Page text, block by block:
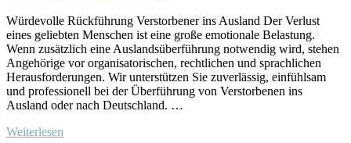
Würdevolle Rückführung Verstorbener ins Ausland Der Verlust
eines geliebten Menschen ist eine große emotionale Belastung.
Wenn zusätzlich eine Auslandsüberführung notwendig wird, stehen
Angehörige vor organisatorischen, rechtlichen und sprachlichen
Herausforderungen. Wir unterstützen Sie zuverlässig, einfühlsam
und professionell bei der Überführung von Verstorbenen ins
Ausland oder nach Deutschland. …
Weiterlesen